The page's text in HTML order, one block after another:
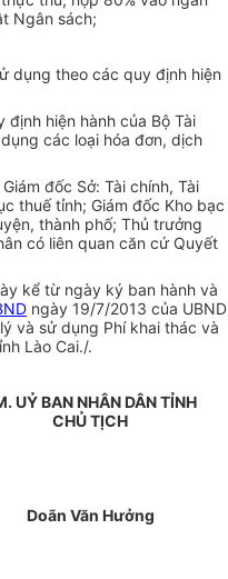
Ngân sách;
dụng theo các quy định hiện
hiện hành của Bộ Tài
các loại hóa đơn, dịch
đốc Sở: Tài chính, Tài
thuế tỉnh; Giám đốc Kho bạc
thành phố; Thủ trưởng
có liên quan căn cứ Quyết
kể từ ngày ký ban hành và
ngày 19/7/2013 của UBND
và sử dụng Phí khai thác và
Lào Cai./.
UỶ BAN NHÂN DÂN TỈNH
CHỦ TỊCH
Doãn Văn Hưởng